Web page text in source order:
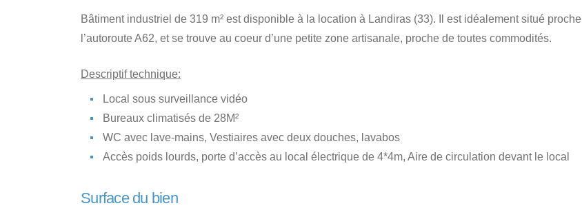
Bâtiment industriel de 319 m² est disponible à la location à Landiras (33). Il est idéalement situé proche
l’autoroute A62, et se trouve au coeur d’une petite zone artisanale, proche de toutes commodités.
Descriptif technique:
Local sous surveillance vidéo
Bureaux climatisés de 28M²
WC avec lave-mains, Vestiaires avec deux douches, lavabos
Accès poids lourds, porte d’accès au local électrique de 4*4m, Aire de circulation devant le local
Surface du bien